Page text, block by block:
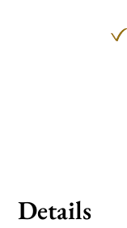
Details